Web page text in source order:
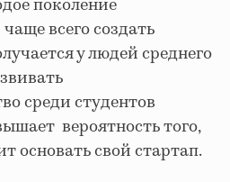
поколение
всего создать
у людей среднего
среди студентов
вероятность того,
основать свой стартап.